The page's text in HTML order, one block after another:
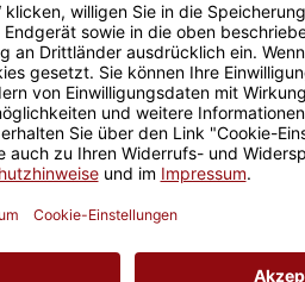
bedruckt.
Somit
nochmal
Tasse mit
2,50 €
Grußkarten